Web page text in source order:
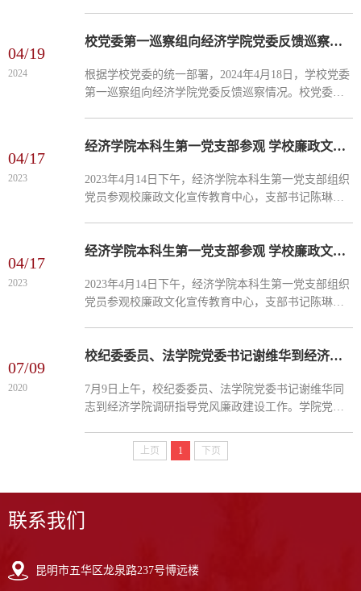
部要组织开展...
04/19
2024
校党委第一巡察组向经济学院党委反馈巡察情况
根据学校党委的统一部署，2024年4月18日，学校党委
第一巡察组向经济学院党委反馈巡察情况。校党委委
党委书记杨雯...
04/17
2023
经济学院本科生第一党支部参观 学校廉政文化宣传教育中心
2023年4月14日下午，经济学院本科生第一党支部组织
党员参观校廉政文化宣传教育中心，支部书记陈琳、
命篇五个部...
04/17
2023
经济学院本科生第一党支部参观 学校廉政文化宣传教育中心
2023年4月14日下午，经济学院本科生第一党支部组织
党员参观校廉政文化宣传教育中心，支部书记陈琳、
命篇五个部...
07/09
2020
校纪委委员、法学院党委书记谢维华到经济学院调研指导工作
7月9日上午，校纪委委员、法学院党委书记谢维华同
志到经济学院调研指导党风廉政建设工作。学院党委
飞同志主持。 谢维华同志代表学校纪委反馈了对学院
2019年度党...
上页 1 下页
联系我们
昆明市五华区龙泉路237号博远楼